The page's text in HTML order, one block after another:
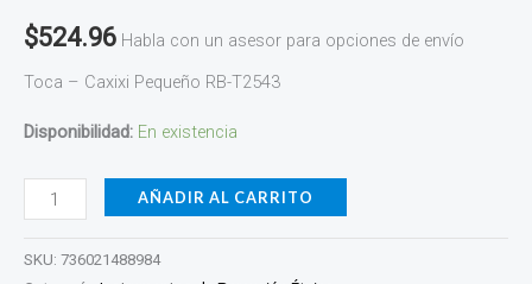
$524.96 Habla con un asesor para opciones de envío
Toca – Caxixi Pequeño RB-T2543
Disponibilidad: En existencia
AÑADIR AL CARRITO
SKU: 736021488984